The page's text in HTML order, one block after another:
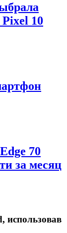
10
70
за месяц
использовав